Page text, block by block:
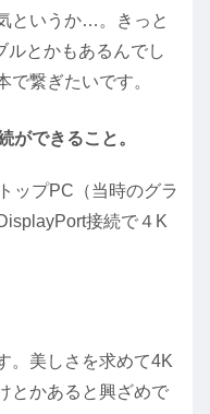
というか…。きっと
ルとかもあるんでし
で繋ぎたいです。
できること。
ップPC（当時のグラ
接続で４K
。美しさを求めて4K
とかあると興ざめで